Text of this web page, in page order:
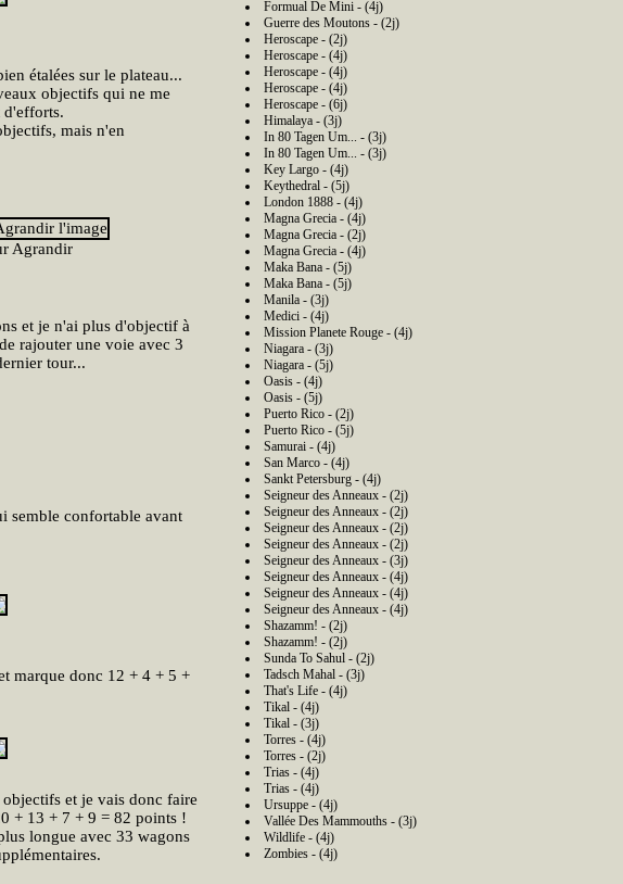
étalées sur le plateau...
objectifs qui ne me
d'efforts.
mais n'en
Agrandir
et je n'ai plus d'objectif à
rajouter une voie avec 3
tour...
semble confortable avant
marque donc 12 + 4 + 5 +
et je vais donc faire
+ 13 + 7 + 9 = 82 points !
longue avec 33 wagons
Formual De Mini - (4j)
Guerre des Moutons - (2j)
Heroscape - (2j)
Heroscape - (4j)
Heroscape - (4j)
Heroscape - (4j)
Heroscape - (6j)
Himalaya - (3j)
In 80 Tagen Um... - (3j)
In 80 Tagen Um... - (3j)
Key Largo - (4j)
Keythedral - (5j)
London 1888 - (4j)
Magna Grecia - (4j)
Magna Grecia - (2j)
Magna Grecia - (4j)
Maka Bana - (5j)
Maka Bana - (5j)
Manila - (3j)
Medici - (4j)
Mission Planete Rouge - (4j)
Niagara - (3j)
Niagara - (5j)
Oasis - (4j)
Oasis - (5j)
Puerto Rico - (2j)
Puerto Rico - (5j)
Samurai - (4j)
San Marco - (4j)
Sankt Petersburg - (4j)
Seigneur des Anneaux - (2j)
Seigneur des Anneaux - (2j)
Seigneur des Anneaux - (2j)
Seigneur des Anneaux - (2j)
Seigneur des Anneaux - (3j)
Seigneur des Anneaux - (4j)
Seigneur des Anneaux - (4j)
Seigneur des Anneaux - (4j)
Shazamm! - (2j)
Shazamm! - (2j)
Sunda To Sahul - (2j)
Tadsch Mahal - (3j)
That's Life - (4j)
Tikal - (4j)
Tikal - (3j)
Torres - (4j)
Torres - (2j)
Trias - (4j)
Trias - (4j)
Ursuppe - (4j)
Vallée Des Mammouths - (3j)
Wildlife - (4j)
Zombies - (4j)